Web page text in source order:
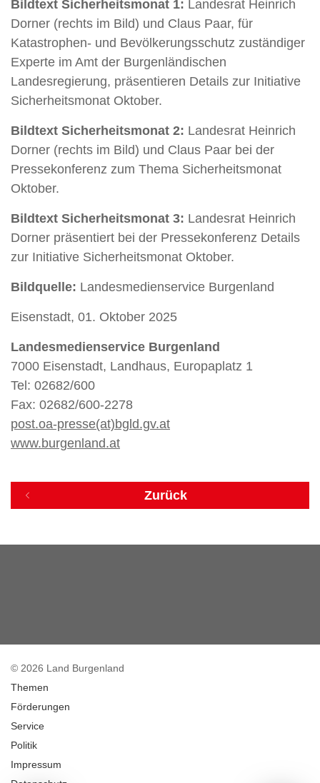
Bildtext Sicherheitsmonat 1: Landesrat Heinrich
Dorner (rechts im Bild) und Claus Paar, für
Katastrophen- und Bevölkerungsschutz zuständiger
Experte im Amt der Burgenländischen
Landesregierung, präsentieren Details zur Initiative
Sicherheitsmonat Oktober.
Bildtext Sicherheitsmonat 2: Landesrat Heinrich
Dorner (rechts im Bild) und Claus Paar bei der
Pressekonferenz zum Thema Sicherheitsmonat
Oktober.
Bildtext Sicherheitsmonat 3: Landesrat Heinrich
Dorner präsentiert bei der Pressekonferenz Details
zur Initiative Sicherheitsmonat Oktober.
Bildquelle: Landesmedienservice Burgenland
Eisenstadt, 01. Oktober 2025
Landesmedienservice Burgenland
7000 Eisenstadt, Landhaus, Europaplatz 1
Tel: 02682/600
Fax: 02682/600-2278
post.oa-presse(at)bgld.gv.at
www.burgenland.at
Zurück
© 2026 Land Burgenland
Themen
Förderungen
Service
Politik
Impressum